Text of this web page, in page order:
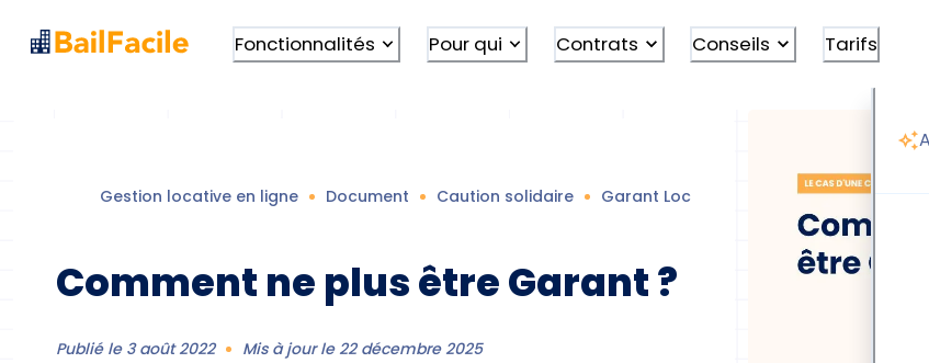
Fonctionnalités Pour qui Contrats Conseils Tarifs
Gestion locative en ligne Document Caution solidaire Garant Location
Comment ne plus être Garant ?
Publié le 3 août 2022 Mis à jour le 22 décembre 2025